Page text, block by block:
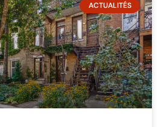
ACTUALITÉS